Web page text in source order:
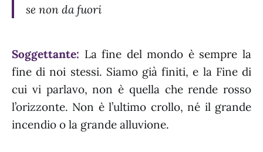
se non da fuori
Soggettante: La fine del mondo è sempre la
fine di noi stessi. Siamo già finiti, e la Fine di
cui vi parlavo, non è quella che rende rosso
l’orizzonte. Non è l’ultimo crollo, né il grande
incendio o la grande alluvione.